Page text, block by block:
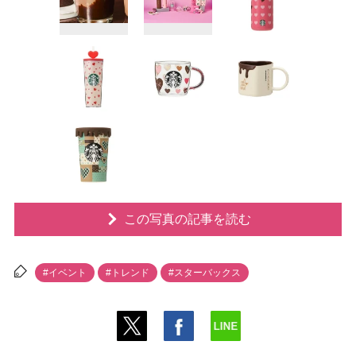
この写真の記事を読む
#イベント #トレンド #スターバックス